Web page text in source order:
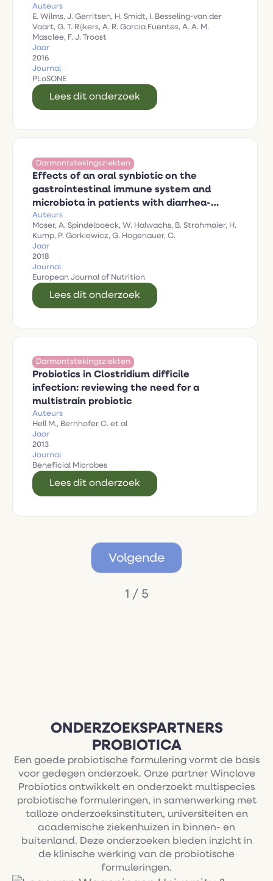
Humans: A Randomized Controlled Trial
Auteurs
E. Wilms, J. Gerritsen, H. Smidt, I. Besseling-van der
Vaart, G. T. Rijkers, A. R. Garcia Fuentes, A. A. M.
Masclee, F. J. Troost
Jaar
2016
Journal
PLoSONE
Lees dit onderzoek
Darmontstekingsziekten
Effects of an oral synbiotic on the
gastrointestinal immune system and
microbiota in patients with diarrhea-
predominant irritable bowel syndrome
Auteurs
Moser, A. Spindelboeck, W. Halwachs, B. Strohmaier, H.
Kump, P. Gorkiewicz, G. Hogenauer, C.
Jaar
2018
Journal
European Journal of Nutrition
Lees dit onderzoek
Darmontstekingsziekten
‍Probiotics in Clostridium difficile
infection: reviewing the need for a
multistrain probiotic
Auteurs
Hell M., Bernhofer C. et al
Jaar
2013
Journal
Beneficial Microbes
Lees dit onderzoek
Volgende
1 / 5
ONDERZOEKSPARTNERS
PROBIOTICA
Een goede probiotische formulering vormt de basis
voor gedegen onderzoek. Onze partner Winclove
Probiotics ontwikkelt en onderzoekt multispecies
probiotische formuleringen, in samenwerking met
talloze onderzoeksinstituten, universiteiten en
academische ziekenhuizen in binnen- en
buitenland. Deze onderzoeken bieden inzicht in
de klinische werking van de probiotische
formuleringen.